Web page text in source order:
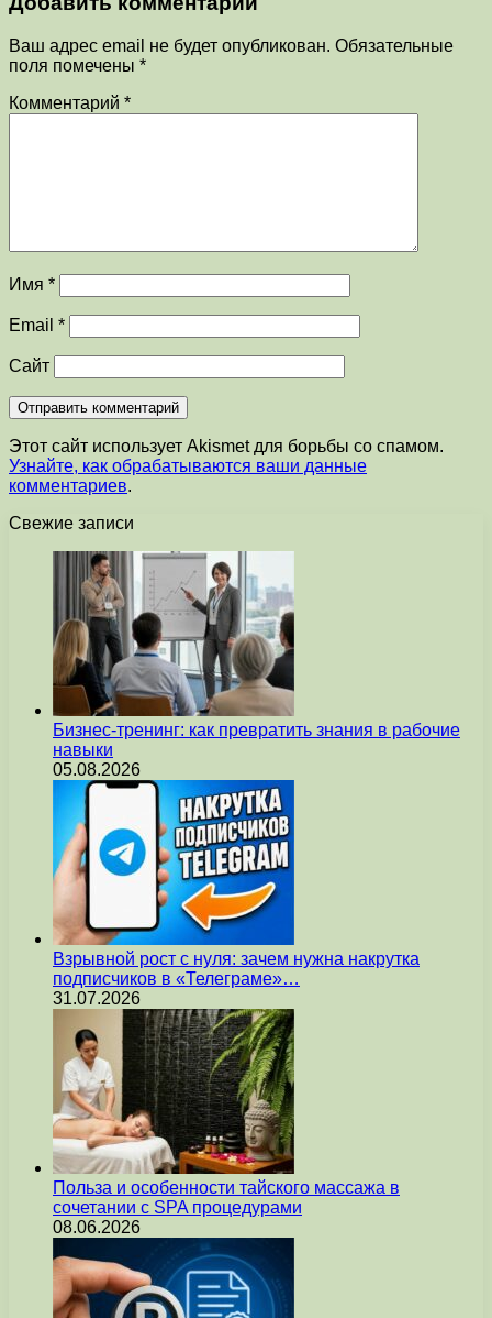
Ваш адрес email не будет опубликован. Обязательные
поля помечены *
Комментарий *
Имя *
Email *
Сайт
Этот сайт использует Akismet для борьбы со спамом.
Узнайте, как обрабатываются ваши данные
комментариев.
Свежие записи
Бизнес-тренинг: как превратить знания в рабочие
навыки
05.08.2026
Взрывной рост с нуля: зачем нужна накрутка
подписчиков в «Телеграме»…
31.07.2026
Польза и особенности тайского массажа в
сочетании с SPA процедурами
08.06.2026